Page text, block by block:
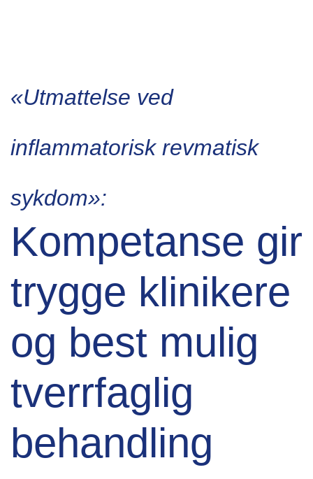
«Utmattelse ved
inflammatorisk revmatisk
sykdom»:
Kompetanse gir
trygge klinikere
og best mulig
tverrfaglig
behandling